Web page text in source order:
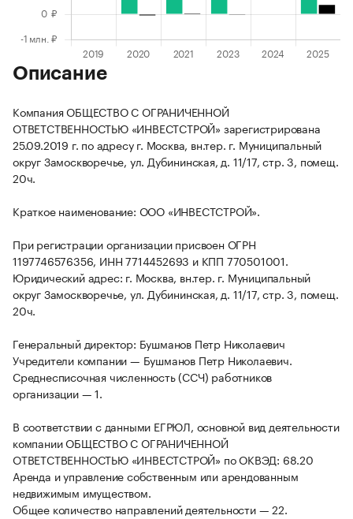
Описание
Компания ОБЩЕСТВО С ОГРАНИЧЕННОЙ
ОТВЕТСТВЕННОСТЬЮ «ИНВЕСТСТРОЙ» зарегистрирована
25.09.2019 г. по адресу г. Москва, вн.тер. г. Муниципальный
округ Замоскворечье, ул. Дубининская, д. 11/17, стр. 3, помещ.
20ч.
Краткое наименование: ООО «ИНВЕСТСТРОЙ».
При регистрации организации присвоен ОГРН
1197746576356, ИНН 7714452693 и КПП 770501001.
Юридический адрес: г. Москва, вн.тер. г. Муниципальный
округ Замоскворечье, ул. Дубининская, д. 11/17, стр. 3, помещ.
20ч.
Генеральный директор: Бушманов Петр Николаевич
Учредители компании — Бушманов Петр Николаевич.
Среднесписочная численность (ССЧ) работников
организации — 1.
В соответствии с данными ЕГРЮЛ, основной вид деятельности
компании ОБЩЕСТВО С ОГРАНИЧЕННОЙ
ОТВЕТСТВЕННОСТЬЮ «ИНВЕСТСТРОЙ» по ОКВЭД: 68.20
Аренда и управление собственным или арендованным
недвижимым имуществом.
Общее количество направлений деятельности — 22.